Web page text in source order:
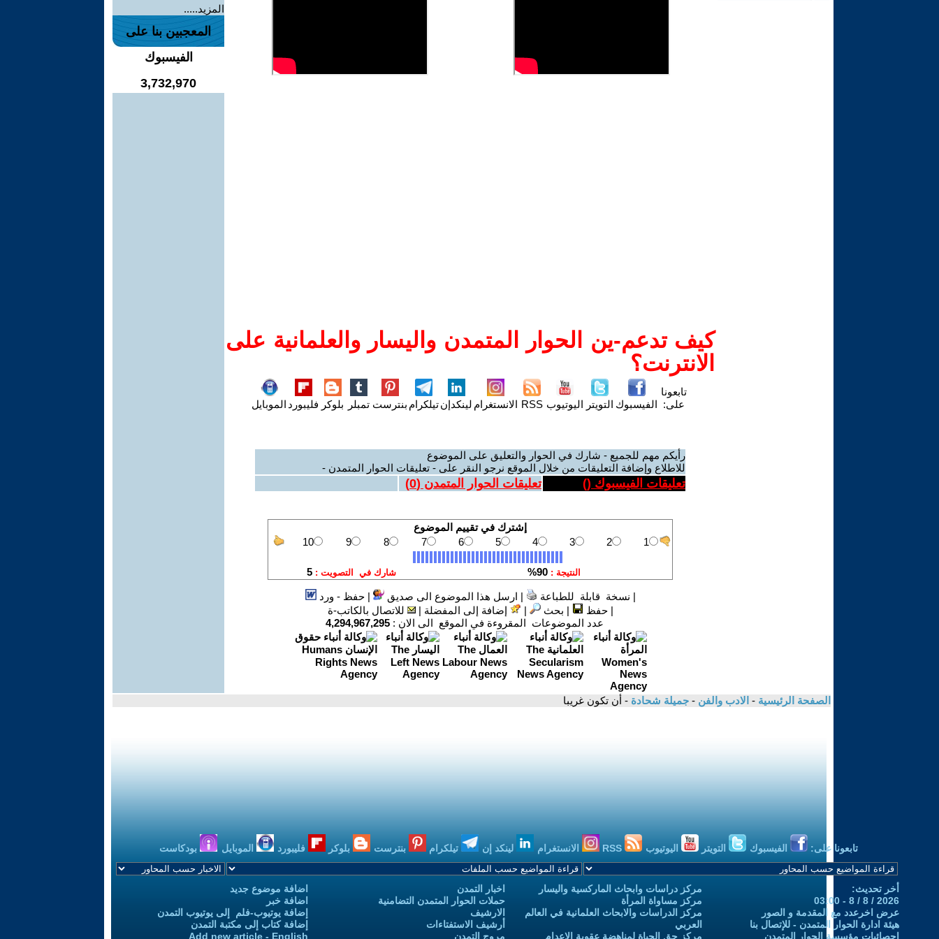
كيف تدعم-ين الحوار المتمدن واليسار والعلمانية على
الانترنت؟
تابعونا
على: الفيسبوك التويتر اليوتيوب RSS الانستغرام لينكدإنتيلكرام بنترست تمبلر بلوكر فليبورد الموبايل
رأيكم مهم للجميع - شارك في الحوار والتعليق على الموضوع
للاطلاع وإضافة التعليقات من خلال الموقع نرجو النقر على - تعليقات الحوار المتمدن -
تعليقات الفيسبوك () تعليقات الحوار المتمدن (0
)
| نسخة قابلة للطباعة | ارسل هذا الموضوع الى صديق |حفظ - ورد
|حفظ | بحث | إضافة إلى المفضلة |
للاتصال بالكاتب-ة
عدد الموضوعات المقروءة في الموقع الى الان : 4,294,967,295
المزيد.....
المعجبين بنا على
الفيسبوك
3,732,970
الصفحة الرئيسية - الادب والفن - جميلة شحادة - أن تكون غريبا
تابعونا على: الفيسبوك التويتر اليوتيوب الانستغرام لينكد إن تيلكرام بنترست بلوكر فليبورد الموبايل بودكاست
أخر تحديث:
2026 / 8 / 8 - 03:00
عرض اخرعدد مع المقدمة و الصور
هيئة ادارة الحوار المتمدن - للإتصال بنا
إحصائيات مؤسسة الحوار المتمدن
مركز دراسات وابحاث الماركسية واليسار
مركز مساواة المرأة
مركز الدراسات والابحاث العلمانية في العالم
العربي
مركز حق الحياة لمناهضة عقوبة الاعدام
اخبار التمدن
حملات الحوار المتمدن التضامنية
الارشيف
أرشيف الاستفتاءات
مروج التمدن
اضافة موضوع جديد
اضافة خبر
إضافة يوتيوب-فلم إلى يوتيوب التمدن
إضافة كتاب إلى مكتبة التمدن
Add new article - English